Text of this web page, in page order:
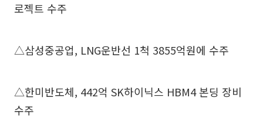
로젝트 수주
△삼성중공업, LNG운반선 1척 3855억원에 수주
△한미반도체, 442억 SK하이닉스 HBM4 본딩 장비
수주